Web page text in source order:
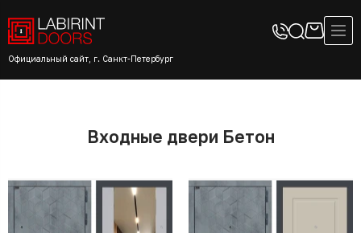
Официальный сайт, г. Санкт-Петербург
Входные двери Бетон